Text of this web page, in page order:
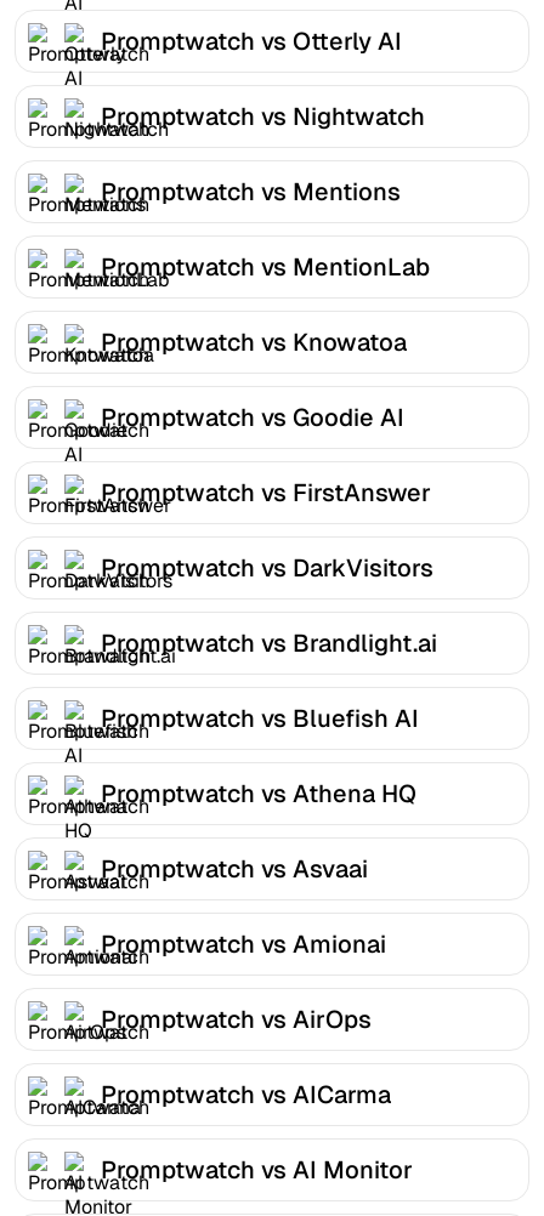
Promptwatch vs Otterly AI
Promptwatch vs Nightwatch
Promptwatch vs Mentions
Promptwatch vs MentionLab
Promptwatch vs Knowatoa
Promptwatch vs Goodie AI
Promptwatch vs FirstAnswer
Promptwatch vs DarkVisitors
Promptwatch vs Brandlight.ai
Promptwatch vs Bluefish AI
Promptwatch vs Athena HQ
Promptwatch vs Asvaai
Promptwatch vs Amionai
Promptwatch vs AirOps
Promptwatch vs AICarma
Promptwatch vs AI Monitor